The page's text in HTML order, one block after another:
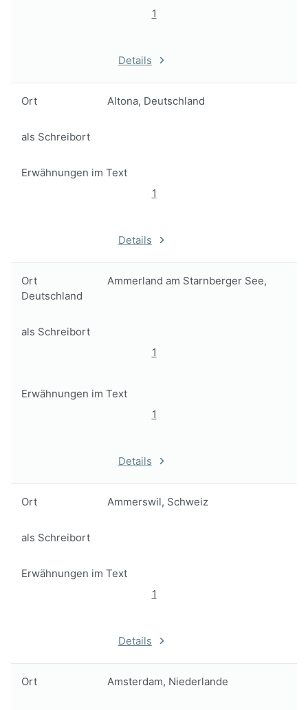
1
Details
Ort Altona, Deutschland
als Schreibort
Erwähnungen im Text
1
Details
Ort
Ammerland am Starnberger See,
Deutschland
als Schreibort
1
Erwähnungen im Text
1
Details
Ort Ammerswil, Schweiz
als Schreibort
Erwähnungen im Text
1
Details
Ort Amsterdam, Niederlande